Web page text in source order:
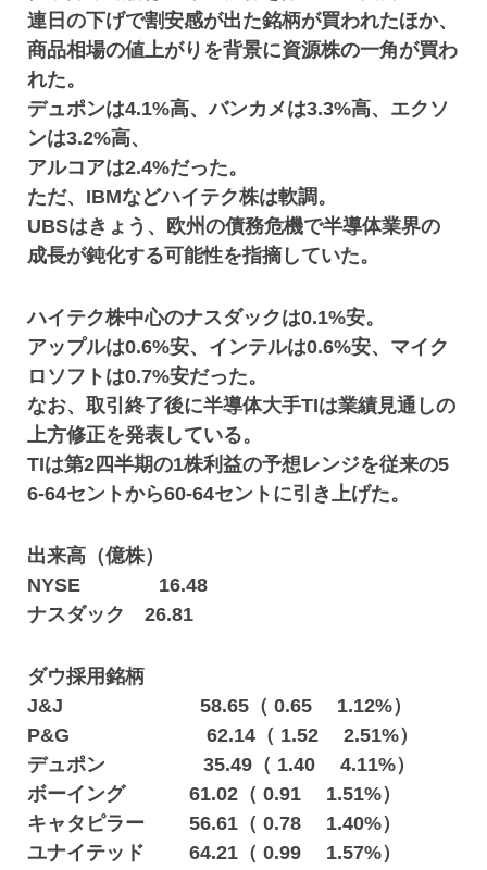
連日の下げで割安感が出た銘柄が買われたほか、
商品相場の値上がりを背景に資源株の一角が買わ
れた。
デュポンは4.1%高、バンカメは3.3%高、エクソ
ンは3.2%高、
アルコアは2.4%だった。
ただ、IBMなどハイテク株は軟調。
UBSはきょう、欧州の債務危機で半導体業界の
成長が鈍化する可能性を指摘していた。
ハイテク株中心のナスダックは0.1%安。
アップルは0.6%安、インテルは0.6%安、マイク
ロソフトは0.7%安だった。
なお、取引終了後に半導体大手TIは業績見通しの
上方修正を発表している。
TIは第2四半期の1株利益の予想レンジを従来の5
6-64セントから60-64セントに引き上げた。
出来高（億株）
NYSE 16.48
ナスダック 26.81
ダウ採用銘柄
J&J 58.65（ 0.65 1.12%）
P&G 62.14（ 1.52 2.51%）
デュポン 35.49（ 1.40 4.11%）
ボーイング 61.02（ 0.91 1.51%）
キャタピラー 56.61（ 0.78 1.40%）
ユナイテッド 64.21（ 0.99 1.57%）